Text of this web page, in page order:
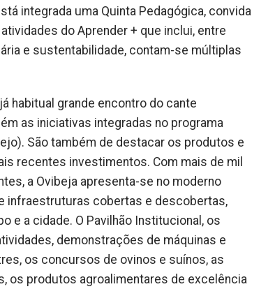
integrada uma Quinta Pedagógica, convida
do Aprender + que inclui, entre
e sustentabilidade, contam-se múltiplas
habitual grande encontro do cante
as iniciativas integradas no programa
São também de destacar os produtos e
recentes investimentos. Com mais de mil
a Ovibeja apresenta-se no moderno
infraestruturas cobertas e descobertas,
e a cidade. O Pavilhão Institucional, os
demonstrações de máquinas e
os concursos de ovinos e suínos, as
os produtos agroalimentares de excelência